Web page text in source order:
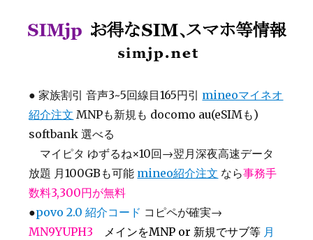
● 家族割引 音声3~5回線目165円引 mineoマイネオ
紹介注文 MNPも新規も docomo au(eSIMも)
softbank 選べる
マイピタ ゆずるね×10回→翌月深夜高速データ
放題 月100GBも可能 mineo紹介注文 なら事務手
数料3,300円が無料
●povo 2.0 紹介コード コピペが確実→
MN9YUPH3
メインをMNP or 新規でサブ等 月